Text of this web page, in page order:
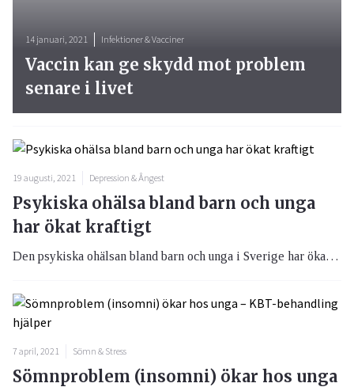
19 augusti, 2021 Depression & Ångest
Psykiska ohälsa bland barn och unga
har ökat kraftigt
Den psykiska ohälsan bland barn och unga i Sverige har ökat kraftigt under de senaste tio åren. Svenska Läkaresällskapet har i en rapport kommit med förslag på åtgärder där skolan utgör den mest relevanta arenan för förändringar.
7 april, 2021 Sömn & Stress
Sömnproblem (insomni) ökar hos unga
14 januari, 2021 Infektioner & Vacciner
Vaccin kan ge skydd mot problem
senare i livet